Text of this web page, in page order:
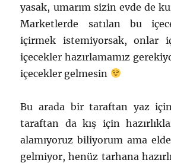
yasak, umarım sizin evde de
Marketlerde satılan bu
içirmek istemiyorsak,
içecekler hazırlamamız
içecekler gelmesin
Bu arada bir taraftan yaz
taraftan da kış için
alamıyoruz biliyorum ama
gelmiyor, henüz tarhana